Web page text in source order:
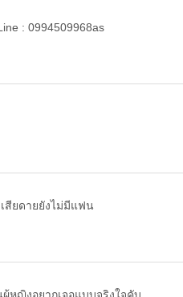
: 0994509968as
สียดายยังไม่มีแฟน